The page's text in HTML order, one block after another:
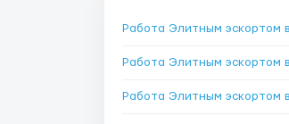
Работа Элитным эскортом
Работа Элитным эскортом
Работа Элитным эскортом